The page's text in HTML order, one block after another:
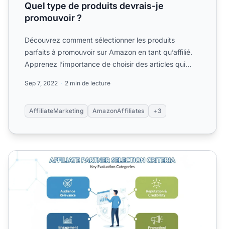
Quel type de produits devrais-je
promouvoir ?
Découvrez comment sélectionner les produits
parfaits à promouvoir sur Amazon en tant qu’affilié.
Apprenez l’importance de choisir des articles qui
Sep 7, 2022 2 min de lecture
AffiliateMarketing AmazonAffiliates +3
Comment choisir les bons affiliés pour votre programme